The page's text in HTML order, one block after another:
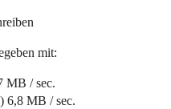
mit:
MB / sec.
6,8 MB / sec.